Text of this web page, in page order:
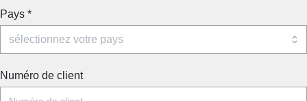
Pays *
Numéro de client